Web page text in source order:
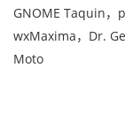
GNOME Taquin，
wxMaxima，Dr.
Moto